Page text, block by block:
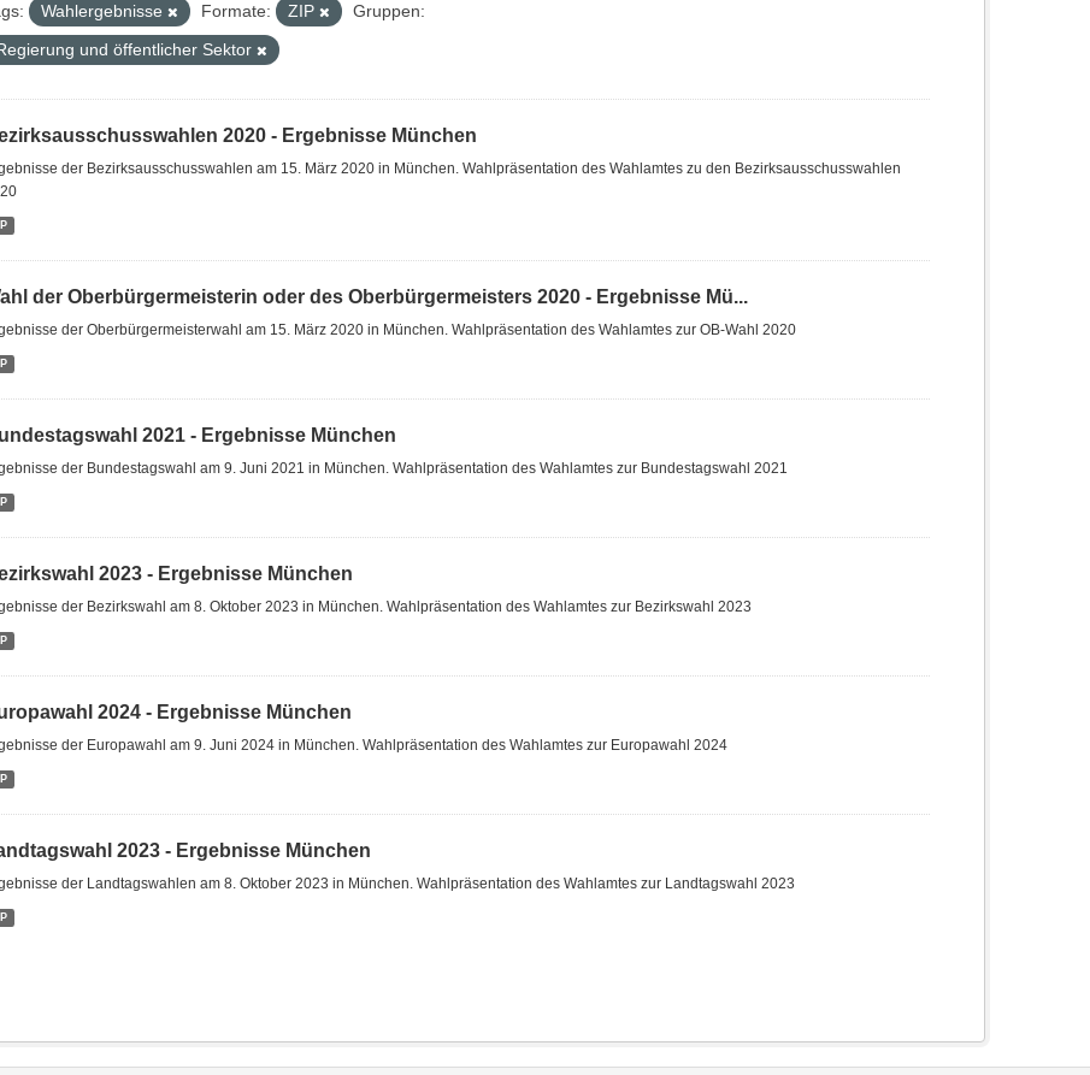
Wahlergebnisse Formate: ZIP
Gruppen:
und öffentlicher Sektor
2020 - Ergebnisse München
der Bezirksausschusswahlen am 15. März 2020 in München. Wahlpräsentation des Wahlamtes zu den Bezirksausschusswahlen
der Oberbürgermeisterin oder des Oberbürgermeisters 2020 - Ergebnisse Mü...
der Oberbürgermeisterwahl am 15. März 2020 in München. Wahlpräsentation des Wahlamtes zur OB-Wahl 2020
2021 - Ergebnisse München
der Bundestagswahl am 9. Juni 2021 in München. Wahlpräsentation des Wahlamtes zur Bundestagswahl 2021
2023 - Ergebnisse München
der Bezirkswahl am 8. Oktober 2023 in München. Wahlpräsentation des Wahlamtes zur Bezirkswahl 2023
2024 - Ergebnisse München
der Europawahl am 9. Juni 2024 in München. Wahlpräsentation des Wahlamtes zur Europawahl 2024
2023 - Ergebnisse München
der Landtagswahlen am 8. Oktober 2023 in München. Wahlpräsentation des Wahlamtes zur Landtagswahl 2023